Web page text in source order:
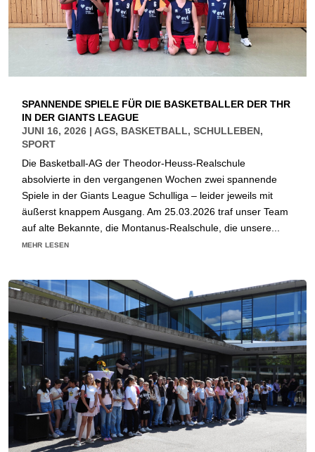
SPANNENDE SPIELE FÜR DIE BASKETBALLER DER THR
IN DER GIANTS LEAGUE
JUNI 16, 2026 | AGS, BASKETBALL, SCHULLEBEN,
SPORT
Die Basketball-AG der Theodor-Heuss-Realschule
absolvierte in den vergangenen Wochen zwei spannende
Spiele in der Giants League Schulliga – leider jeweils mit
äußerst knappem Ausgang. Am 25.03.2026 traf unser Team
auf alte Bekannte, die Montanus-Realschule, die unsere...
mehr lesen